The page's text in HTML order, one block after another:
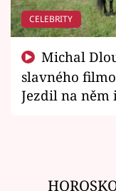
CELEBRITY
slavného
Jezdil na